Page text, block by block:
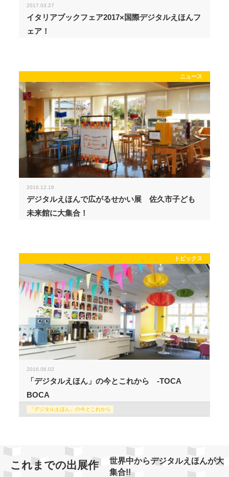
2017.03.27
イタリアブックフェア2017×国際デジタルえほんフ
ェア！
ニュース
2016.12.16
デジタルえほんで広がるせかい展 佐久市子ども
未来館に大集合！
トピックス
2016.06.02
「デジタルえほん」の今とこれから -TOCA
BOCA
「デジタルえほん」の今とこれから
これまでの出展作
世界中からデジタルえほんが大
集合!!